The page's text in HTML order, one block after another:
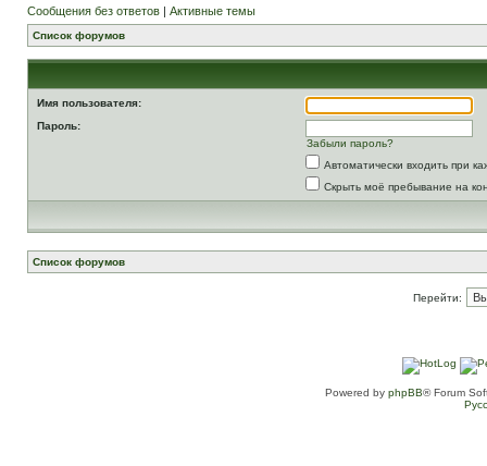
Сообщения без ответов | Активные темы
Список форумов
Имя пользователя:
Пароль:
Забыли пароль?
Автоматически входить при
Скрыть моё пребывание на
Список форумов
Перейти:
Powered by phpBB® Forum